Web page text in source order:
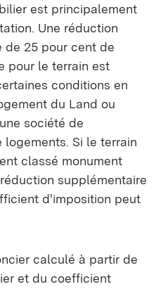
est principalement
Une réduction
de 25 pour cent de
pour le terrain est
conditions en
du Land ou
société de
logements. Si le terrain
classé monument
supplémentaire
d'imposition peut
calculé à partir de
et du coefficient